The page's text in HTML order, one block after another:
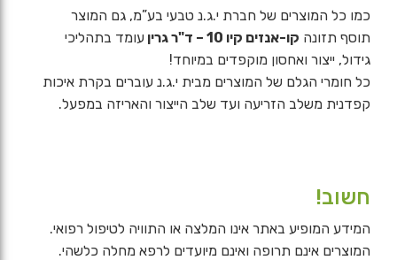
כמו כל המוצרים של חברת י.ג.נ טבעי בע”מ, גם המוצר
תוסף תזונה קו-אנזים קיו 10 – ד"ר גרין
עומד בתהליכי
גידול, ייצור ואחסון מוקפדים במיוחד!
כל חומרי הגלם של המוצרים מבית י.ג.נ עוברים בקרת איכות
קפדנית משלב הזריעה ועד שלב הייצור והאריזה במפעל.
חשוב!
המידע המופיע באתר אינו המלצה או התוויה לטיפול רפואי.
המוצרים אינם תרופה ואינם מיועדים לרפא מחלה כלשהי.